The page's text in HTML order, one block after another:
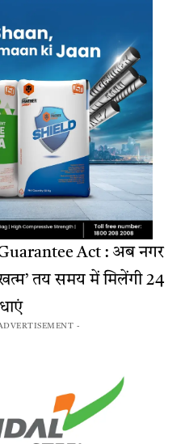
Act : अब नगर
तय समय में मिलेंगी 24
-